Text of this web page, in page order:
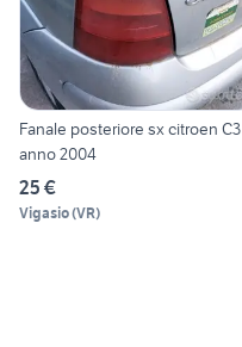
Fanale posteriore sx citroen C3
anno 2004
25 €
Vigasio(VR)